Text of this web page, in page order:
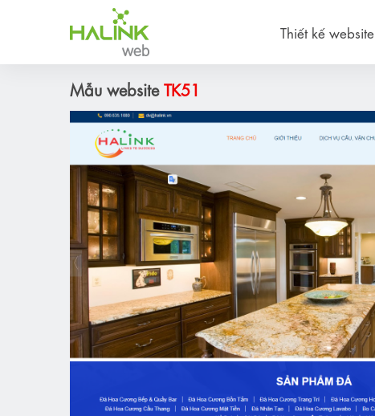
Thiết kế website
Mẫu websiteTK51